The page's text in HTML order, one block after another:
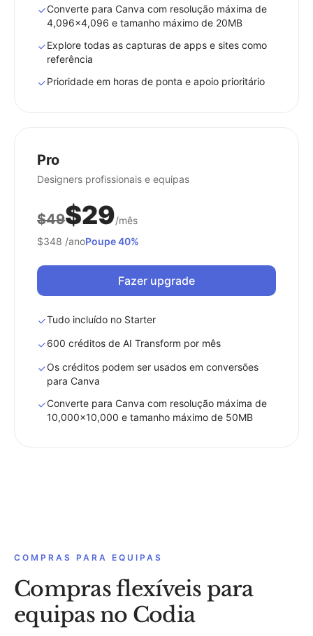
Converte para Canva com resolução máxima de
4,096x4,096 e tamanho máximo de 20MB
Explore todas as capturas de apps e sites como
referência
Prioridade em horas de ponta e apoio prioritário
Pro
Designers profissionais e equipas
$49$29/mês
$348 /anoPoupe 40%
Fazer upgrade
Tudo incluído no Starter
600 créditos de AI Transform por mês
Os créditos podem ser usados em conversões
para Canva
Converte para Canva com resolução máxima de
10,000x10,000 e tamanho máximo de 50MB
COMPRAS PARA EQUIPAS
Compras flexíveis para
equipas no Codia